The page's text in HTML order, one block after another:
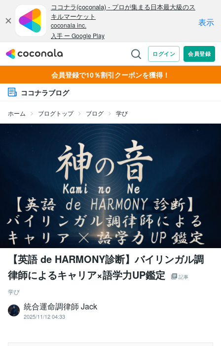
会員登録で10％割引クーポンを獲得！
ココナラブログ
ホーム ブログトップ ブログ 学び
【英語 de HARMONY診断】バイリンガル調
律師によるキャリア×語学力UP鑑定
記事
学び
統合運命調律師 Jack
2025/11/12 04:33